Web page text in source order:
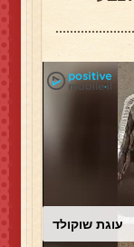
עוגת שוקולד